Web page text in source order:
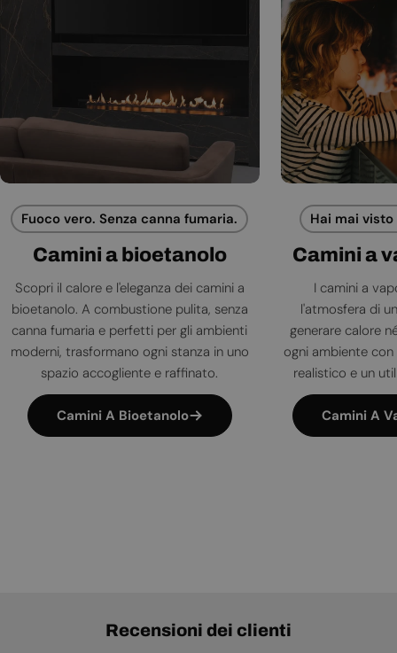
Fuoco vero. Senza canna fumaria.
Camini a bioetanolo
Scopri il calore e l'eleganza dei camini a
bioetanolo. A combustione pulita, senza
canna fumaria e perfetti per gli ambienti
moderni, trasformano ogni stanza in uno
spazio accogliente e raffinato.
Camini A Bioetanolo
Hai mai
Camini a
I camini a
l'atmosfera di
generare calore
ogni ambiente
realistico e un
Camini A
Recensioni dei clienti